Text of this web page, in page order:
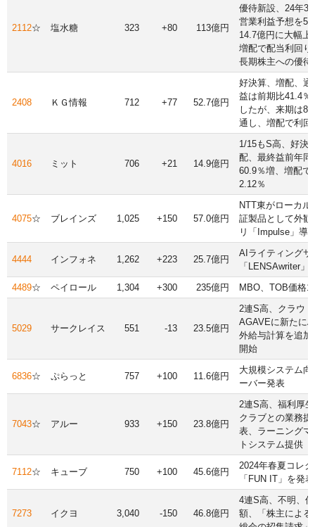
2112☆ 塩水糖 323 +80 113億円
優待新設、24年3
営業利益予想を
14.7億円に大幅上
増配で配当利回り
長期株主への優待
2408 ＫＧ情報 712 +77 52.7億円
好決算、増配、通
益は前期比41.4％
したが、来期は
通し、増配で利回
4016 ミット 706 +21 14.9億円
1/15もS高、好決
配、最終益前年同
60.9％増、増配で
2.12％
4075☆ ブレインズ 1,025 +150 57.0億円
NTT東がローカル
証製品として外観
リ「Impulse」導
4444 インフォネ 1,262 +223 25.7億円
AIライティングサ
「LENSAwriter」
4489☆ ペイロール 1,304 +300 235億円 MBO、TOB価格
5029 サークレイス 551 -13 23.5億円
2連S高、クラウ
AGAVEに新たに
外給与計算を追加
開始
6836☆ ぷらっと 757 +100 11.6億円
大規模システム向
ーバー発表
7043☆ アルー 933 +150 23.8億円
2連S高、福利厚
クラブとの業務提
表、ラーニングマ
トシステム提供
7112☆ キューブ 750 +100 45.6億円
2024年春夏コレ
「FUN IT」を発表
7273 イクヨ 3,040 -150 46.8億円
4連S高、不明、
額、「株主による